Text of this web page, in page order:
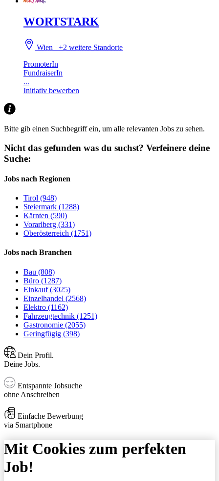
WORTSTARK
Wien+2 weitere Standorte
PromoterIn
FundraiserIn
...
Initiativ bewerben
Bitte gib einen Suchbegriff ein, um alle relevanten Jobs zu sehen.
Nicht das gefunden was du suchst? Verfeinere deine
Suche:
Jobs nach Regionen
Tirol (948)
Steiermark (1288)
Kärnten (590)
Vorarlberg (331)
Oberösterreich (1751)
Jobs nach Branchen
Bau (808)
Büro (1287)
Einkauf (3025)
Einzelhandel (2568)
Elektro (1162)
Fahrzeugtechnik (1251)
Gastronomie (2055)
Geringfügig (398)
Dein Profil.
Deine Jobs.
Entspannte Jobsuche
ohne Anschreiben
Einfache Bewerbung
via Smartphone
Mit Cookies zum perfekten
Job!